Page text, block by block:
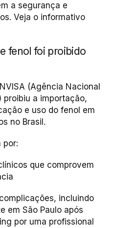
a segurança e
Veja o informativo
fenol foi proibido
(Agência Nacional
proibiu a importação,
e uso do fenol em
no Brasil.
por:
que comprovem
incluindo
em São Paulo após
por uma profissional